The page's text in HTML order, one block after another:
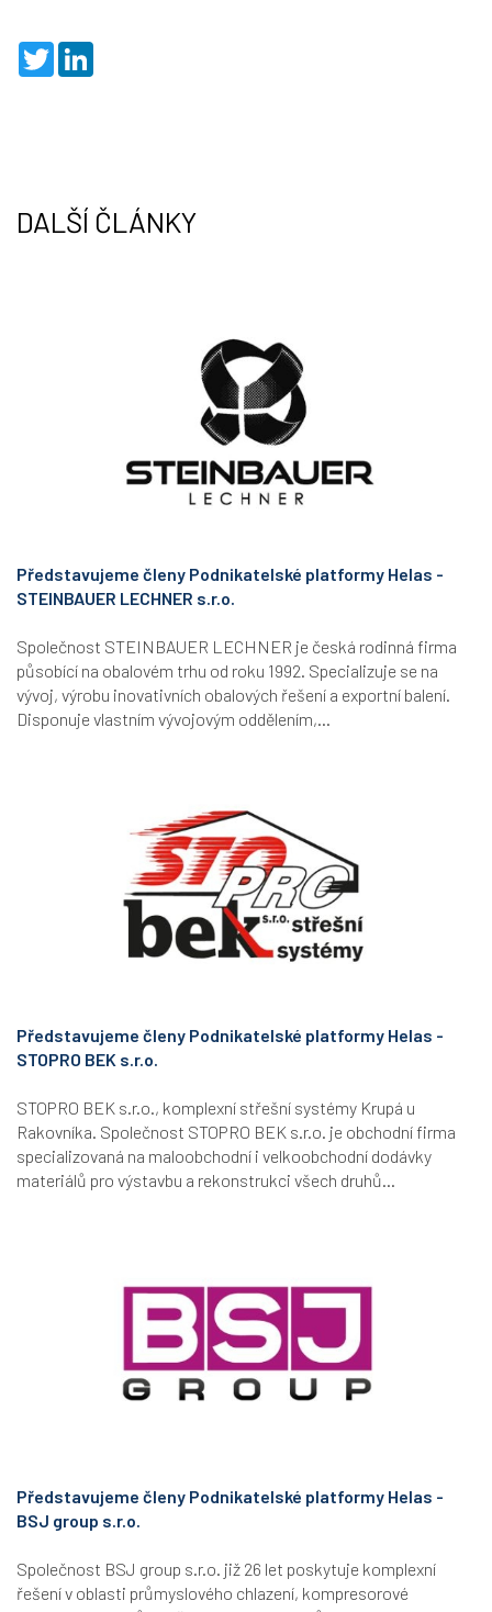
T
w
DALŠÍ ČLÁNKY
Představujeme členy Podnikatelské platformy Helas -
STEINBAUER LECHNER s.r.o.
Společnost STEINBAUER LECHNER je česká rodinná firma
působící na obalovém trhu od roku 1992. Specializuje se na
vývoj, výrobu inovativních obalových řešení a exportní balení.
Disponuje vlastním vývojovým oddělením,...
Představujeme členy Podnikatelské platformy Helas -
STOPRO BEK s.r.o.
STOPRO BEK s.r.o., komplexní střešní systémy Krupá u
Rakovníka. Společnost STOPRO BEK s.r.o. je obchodní firma
specializovaná na maloobchodní i velkoobchodní dodávky
materiálů pro výstavbu a rekonstrukci všech druhů...
Představujeme členy Podnikatelské platformy Helas -
BSJ group s.r.o.
Společnost BSJ group s.r.o. již 26 let poskytuje komplexní
řešení v oblasti průmyslového chlazení, kompresorové